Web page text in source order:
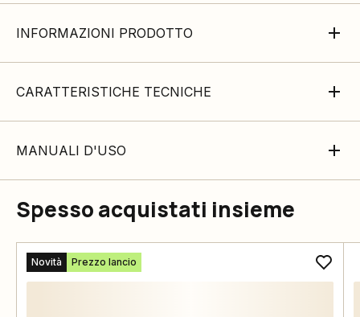
INFORMAZIONI PRODOTTO
CARATTERISTICHE TECNICHE
MANUALI D'USO
Spesso acquistati insieme
Novità Prezzo lancio